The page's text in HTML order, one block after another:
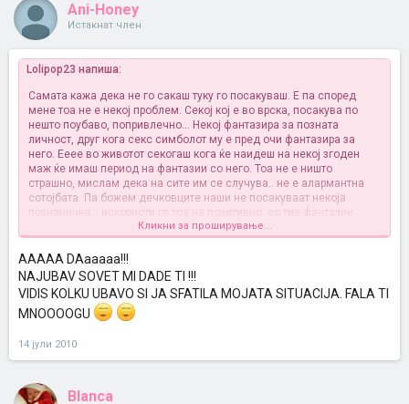
Ani-Honey
Истакнат член
Lolipop23 напиша:
Самата кажа дека не го сакаш туку го посакуваш. Е па според
мене тоа не е некој проблем. Секој кој е во врска, посакува по
нешто поубаво, попривлечно... Некој фантазира за позната
личност, друг кога секс симболот му е пред очи фантазира за
него. Ееее во животот секогаш кога ќе наидеш на некој згоден
маж ќе имаш период на фантазии со него. Тоа не е ништо
страшно, мислам дека на сите им се случува.. не е алармантна
сотојбата. Па божем дечковците наши не посакуваат некоја
познаничка... искористи го тоа на позитивно, со тие фантазии
можеш да си го разубавиш сексуалниот живот
Кликни за проширување...
AAAAA DAaaaaa!!!
NAJUBAV SOVET MI DADE TI !!!
VIDIS KOLKU UBAVO SI JA SFATILA MOJATA SITUACIJA. FALA TI
MNOOOOGU
14 јули 2010
Blanca